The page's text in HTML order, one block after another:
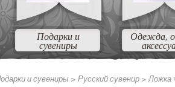
Подарки и
сувениры
Одежда,
и сувениры > Русский сувенир >Ложка